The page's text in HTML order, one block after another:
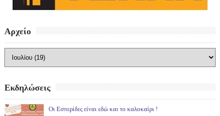
Αρχείο
Εκδηλώσεις
Οι Εσπερίδες είναι εδώ και το καλοκαίρι !